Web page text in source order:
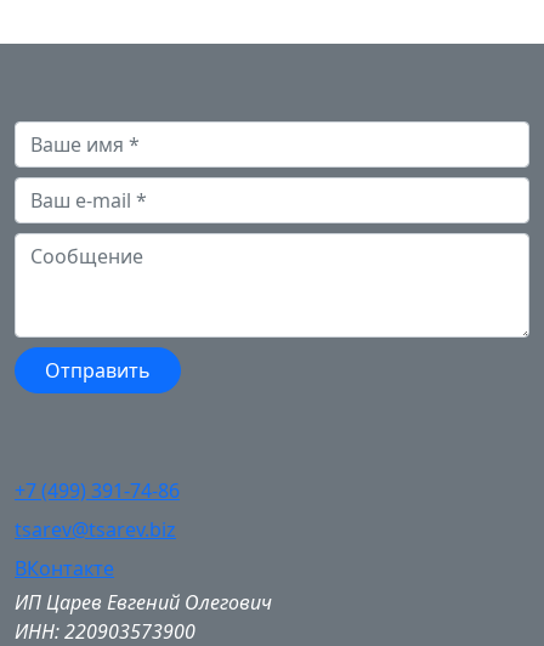
+7 (499) 391-74-86
tsarev@tsarev.biz
ВКонтакте
ИП Царев Евгений Олегович
ИНН: 220903573900